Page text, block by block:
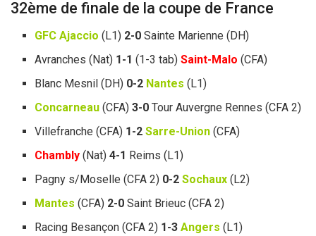
32ème de finale de la coupe de France
GFC Ajaccio (L1) 2-0 Sainte Marienne (DH)
Avranches (Nat) 1-1 (1-3 tab)Saint-Malo (CFA)
Blanc Mesnil (DH) 0-2 Nantes (L1)
Concarneau (CFA)3-0 Tour Auvergne Rennes (CFA 2)
Villefranche (CFA) 1-2 Sarre-Union (CFA)
Chambly (Nat)4-1 Reims (L1)
Pagny s/Moselle (CFA 2) 0-2Sochaux (L2)
Mantes (CFA) 2-0 Saint Brieuc (CFA 2)
Racing Besançon (CFA 2) 1-3Angers (L1)